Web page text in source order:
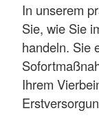
In unserem
Sie, wie Sie
handeln. Sie
Ihrem